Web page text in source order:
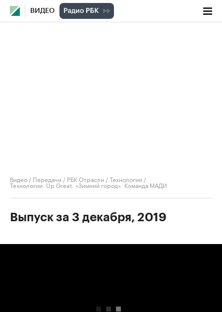
ВИДЕО
Видео / Передачи / РБК Отрасли / Технологии /
Технологии. Up Great. «Зимний город». Команда МАДИ
Выпуск за 3 декабря, 2019